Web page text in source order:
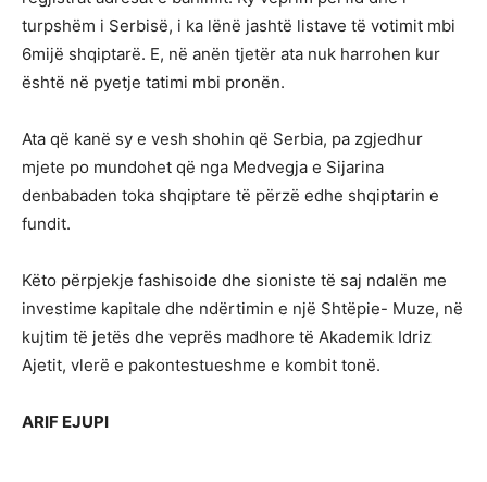
turpshëm i Serbisë, i ka lënë jashtë listave të votimit mbi
6mijë shqiptarë. E, në anën tjetër ata nuk harrohen kur
është në pyetje tatimi mbi pronën.
Ata që kanë sy e vesh shohin që Serbia, pa zgjedhur
mjete po mundohet që nga Medvegja e Sijarina
denbabaden toka shqiptare të përzë edhe shqiptarin e
fundit.
Këto përpjekje fashisoide dhe sioniste të saj ndalën me
investime kapitale dhe ndërtimin e një Shtëpie- Muze, në
kujtim të jetës dhe veprës madhore të Akademik Idriz
Ajetit, vlerë e pakontestueshme e kombit tonë.
ARIF EJUPI